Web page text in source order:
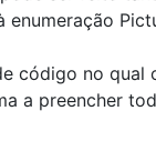
enumeração
código no qual
a preencher